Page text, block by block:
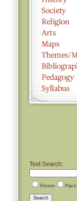
Text Search:
Person Place
Search